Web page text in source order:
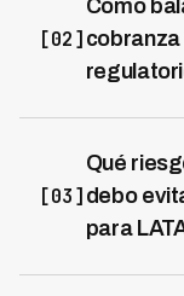
[02]
Cómo
en lugar de
herramientas de
según el perfil
[03]
Qué
debo
para